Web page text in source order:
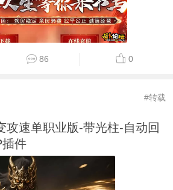
86 0
#转载
攻速单职业版-带光柱-自动回
件